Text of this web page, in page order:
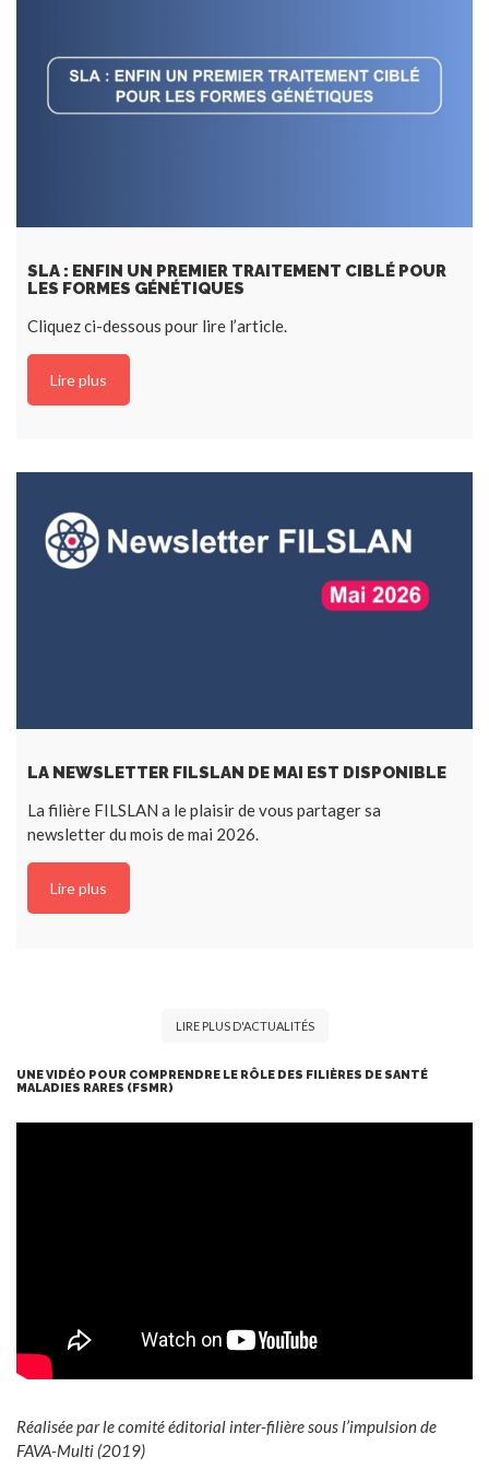
SLA : ENFIN UN PREMIER TRAITEMENT CIBLÉ POUR
LES FORMES GÉNÉTIQUES
Cliquez ci-dessous pour lire l’article.
Lire plus
LA NEWSLETTER FILSLAN DE MAI EST DISPONIBLE
La filière FILSLAN a le plaisir de vous partager sa
newsletter du mois de mai 2026.
Lire plus
LIRE PLUS D'ACTUALITÉS
UNE VIDÉO POUR COMPRENDRE LE RÔLE DES FILIÈRES DE SANTÉ
MALADIES RARES (FSMR)
Réalisée par le comité éditorial inter-filière sous l’impulsion de
FAVA-Multi (2019)